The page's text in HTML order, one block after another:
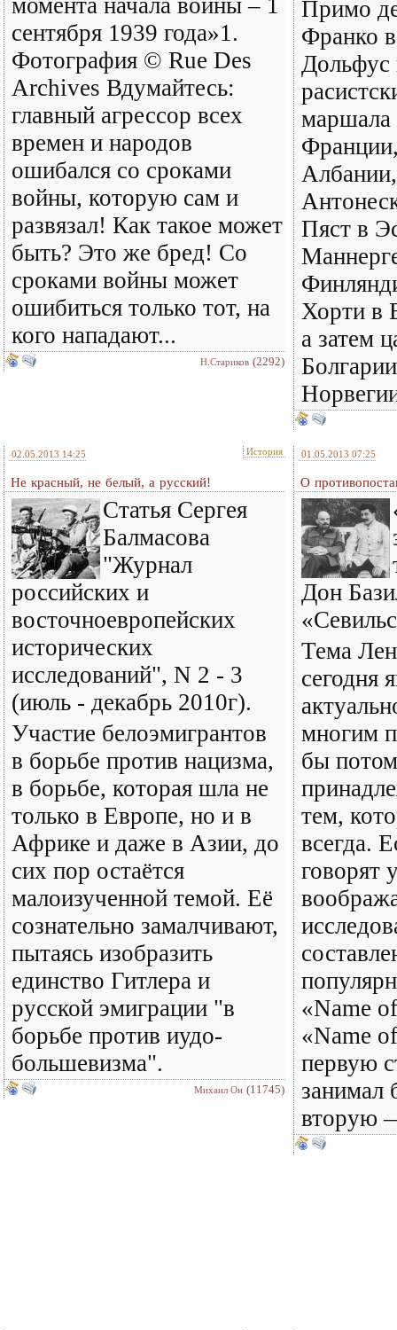
сентября 1939 года»1.
Фотография © Rue Des
Archives Вдумайтесь:
главный агрессор всех
времен и народов
ошибался со сроками
войны, которую сам и
развязал! Как такое может
быть? Это же бред! Со
сроками войны может
ошибиться только тот, на
кого нападают...
Н.Стариков (2292)
Примо
Франко
Дольфус
маршала
Пяст в
Хорти в
а затем
02.05.2013 14:25 История
Не красный, не белый, а русский!
Статья Сергея
Балмасова
"Журнал
российских и
восточноевропейских
исторических
исследований", N 2 - 3
(июль - декабрь 2010г).
Участие белоэмигрантов
в борьбе против нацизма,
в борьбе, которая шла не
только в Европе, но и в
Африке и даже в Азии, до
сих пор остаётся
малоизученной темой. Её
сознательно замалчивают,
пытаясь изобразить
единство Гитлера и
русской эмиграции "в
борьбе против иудо-
большевизма".
Михаил Он (11745)
01.05.2013 07:25
О
Дон
Тема
сегодня
многим
бы
тем,
всегда.
говорят
«Name
«Name
первую
занимал
вторую